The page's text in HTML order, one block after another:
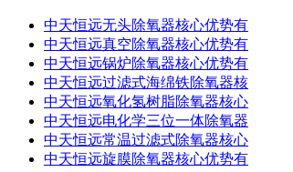
中天恒远无头除氧器核心优势有
中天恒远真空除氧器核心优势有
中天恒远锅炉除氧器核心优势有
中天恒远过滤式海绵铁除氧器核
中天恒远氧化氢树脂除氧器核心
中天恒远电化学三位一体除氧器
中天恒远常温过滤式除氧器核心
中天恒远旋膜除氧器核心优势有